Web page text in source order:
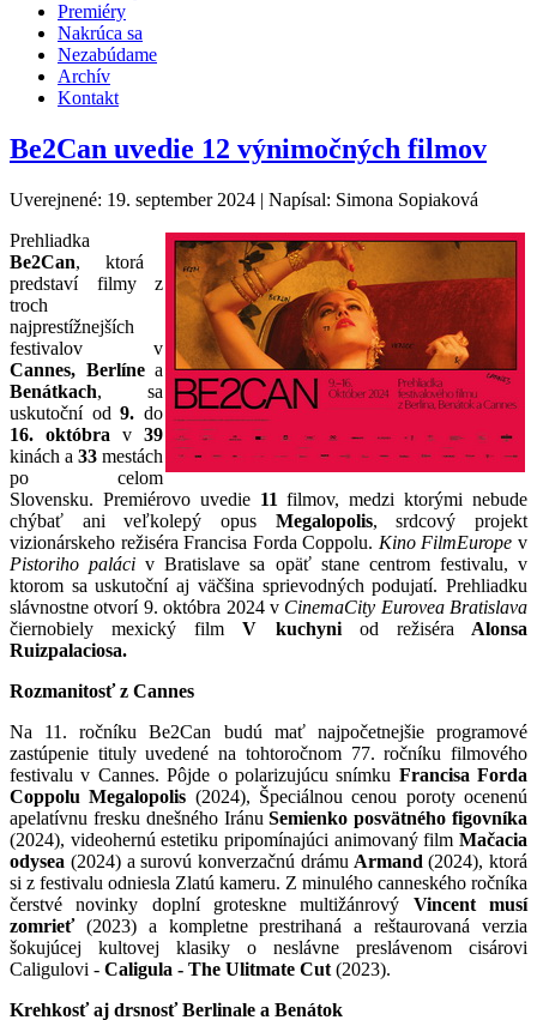
Premiéry
Nakrúca sa
Nezabúdame
Archív
Kontakt
Be2Can uvedie 12 výnimočných filmov
Uverejnené: 19. september 2024 | Napísal: Simona Sopiaková
Prehliadka
Be2Can, ktorá
predstaví filmy z
troch
najprestížnejších
festivalov v
Cannes, Berlínea
Benátkach, sa
uskutoční od9. do
16. októbra v 39
kinách a 33 mestách
po celom
Slovensku. Premiérovo uvedie 11 filmov, medzi ktorými nebude
chýbať ani veľkolepý opus Megalopolis, srdcový projekt
vizionárskeho režiséra Francisa Forda Coppolu. Kino FilmEurope v
Pistoriho paláci v Bratislave sa opäť stane centrom festivalu, v
ktorom sa uskutoční aj väčšina sprievodných podujatí. Prehliadku
slávnostne otvorí 9. októbra 2024 v CinemaCity Eurovea Bratislava
čiernobiely mexický film V kuchyniod režiséra Alonsa
Ruizpalaciosa.
Rozmanitosť z Cannes
Na 11. ročníku Be2Can budú mať najpočetnejšie programové
zastúpenie tituly uvedené na tohtoročnom 77. ročníku filmového
festivalu v Cannes. Pôjde o polarizujúcu snímku Francisa Forda
Coppolu Megalopolis (2024), Špeciálnou cenou poroty ocenenú
apelatívnu fresku dnešného Iránu Semienko posvätného figovníka
(2024), videohernú estetiku pripomínajúci animovaný film Mačacia
odysea (2024) a surovú konverzačnú drámu Armand (2024), ktorá
si z festivalu odniesla Zlatú kameru. Z minulého canneského ročníka
čerstvé novinky doplní groteskne multižánrový Vincent musí
zomrieť(2023) a kompletne prestrihaná a reštaurovaná verzia
šokujúcej kultovej klasiky o neslávne preslávenom cisárovi
Caligulovi - Caligula - The Ulitmate Cut (2023).
Krehkosť aj drsnosť Berlinale a Benátok